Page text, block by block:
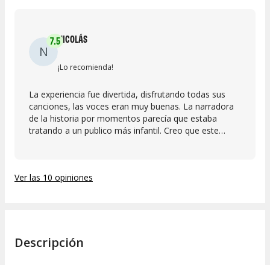
N
7.5NICOLÁS
¡Lo recomienda!
La experiencia fue divertida, disfrutando todas sus
canciones, las voces eran muy buenas. La narradora
de la historia por momentos parecía que estaba
tratando a un publico más infantil. Creo que este
puede ser muy bailable.
Ver las 10 opiniones
Descripción